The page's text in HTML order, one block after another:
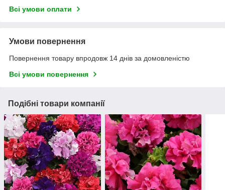
Всі умови оплати
Умови повернення
Повернення товару впродовж 14 днів за домовленістю
Всі умови повернення
Подібні товари компанії